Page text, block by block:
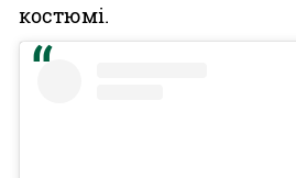
костюмі.